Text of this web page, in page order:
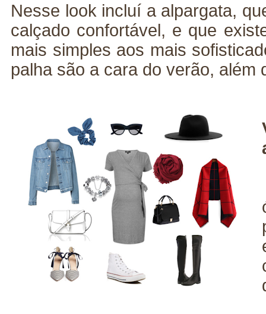
Nesse look incluí a alpargata,
calçado confortável, e que
mais simples aos mais
palha são a cara do verão, além